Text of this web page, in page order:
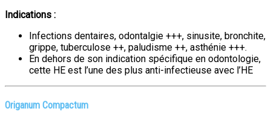
Indications :
Infections dentaires, odontalgie +++, sinusite, bronchite,
grippe, tuberculose ++, paludisme ++, asthénie +++.
En dehors de son indication spécifique en odontologie,
cette HE est l’une des plus anti-infectieuse avec l’HE
Origanum Compactum